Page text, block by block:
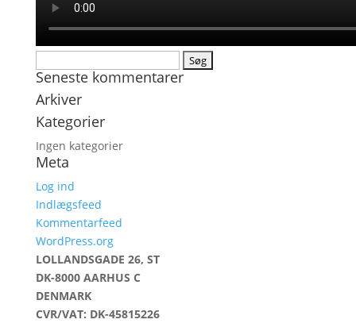
efter:
Seneste kommentarer
Arkiver
Kategorier
Ingen kategorier
Meta
Log ind
Indlægsfeed
Kommentarfeed
WordPress.org
LOLLANDSGADE 26, ST
DK-8000 AARHUS C
DENMARK
CVR/VAT: DK-45815226